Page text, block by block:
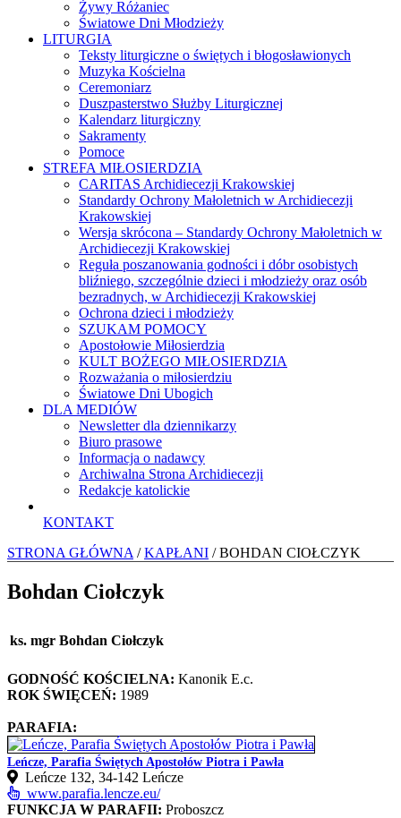
Żywy Różaniec
Światowe Dni Młodzieży
LITURGIA
Teksty liturgiczne o świętych i błogosławionych
Muzyka Kościelna
Ceremoniarz
Duszpasterstwo Służby Liturgicznej
Kalendarz liturgiczny
Sakramenty
Pomoce
STREFA MIŁOSIERDZIA
CARITAS Archidiecezji Krakowskiej
Standardy Ochrony Małoletnich w Archidiecezji
Krakowskiej
Wersja skrócona – Standardy Ochrony Małoletnich w
Archidiecezji Krakowskiej
Reguła poszanowania godności i dóbr osobistych
bliźniego, szczególnie dzieci i młodzieży oraz osób
bezradnych, w Archidiecezji Krakowskiej
Ochrona dzieci i młodzieży
SZUKAM POMOCY
Apostołowie Miłosierdzia
KULT BOŻEGO MIŁOSIERDZIA
Rozważania o miłosierdziu
Światowe Dni Ubogich
DLA MEDIÓW
Newsletter dla dziennikarzy
Biuro prasowe
Informacja o nadawcy
Archiwalna Strona Archidiecezji
Redakcje katolickie
KONTAKT
STRONA GŁÓWNA /KAPŁANI / BOHDAN CIOŁCZYK
Bohdan Ciołczyk
ks. mgr Bohdan Ciołczyk
GODNOŚĆ KOŚCIELNA: Kanonik E.c.
ROK ŚWIĘCEŃ: 1989
PARAFIA:
Leńcze, Parafia Świętych Apostołów Piotra i Pawła
Leńcze 132, 34-142 Leńcze
www.parafia.lencze.eu/
FUNKCJA W PARAFII: Proboszcz